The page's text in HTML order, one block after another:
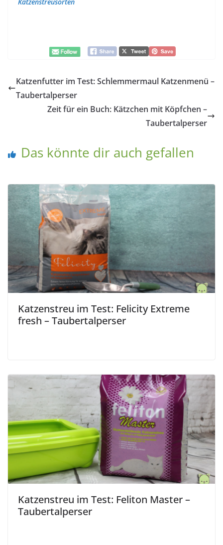
Katzenfutter im Test: Schlemmermaul Katzenmenü –
Taubertalperser
Zeit für ein Buch: Kätzchen mit Köpfchen –
Taubertalperser
Das könnte dir auch gefallen
Katzenstreu im Test: Felicity Extreme
fresh – Taubertalperser
Katzenstreu im Test: Feliton Master –
Taubertalperser